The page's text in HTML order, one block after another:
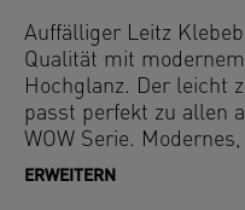
Auffälliger Leitz
Qualität mit
Hochglanz. Der leicht
passt perfekt zu allen
WOW Serie.
Hause und im Büro.
ERWEITERN